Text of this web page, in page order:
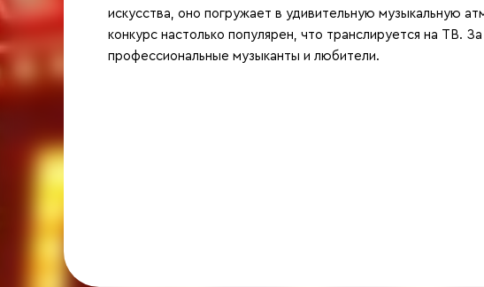
искусства, оно погружает в удивительную музыкальную
конкурс настолько популярен, что транслируется на ТВ.
профессиональные музыканты и любители.